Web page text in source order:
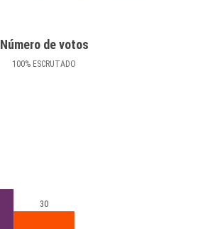
Número de votos
100% ESCRUTADO
30